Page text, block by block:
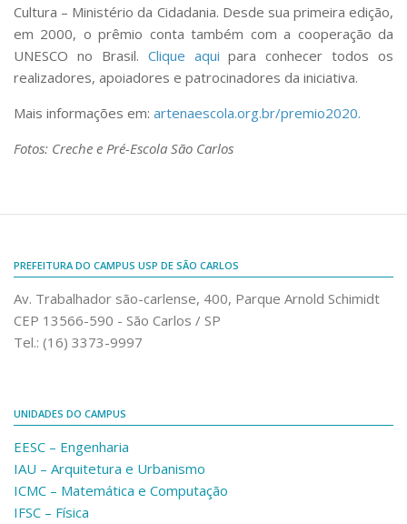
Cultura – Ministério da Cidadania. Desde sua primeira edição,
em 2000, o prêmio conta também com a cooperação da
UNESCO no Brasil. Clique aqui para conhecer todos os
realizadores, apoiadores e patrocinadores da iniciativa.
Mais informações em: artenaescola.org.br/premio2020.
Fotos: Creche e Pré-Escola São Carlos
PREFEITURA DO CAMPUS USP DE SÃO CARLOS
Av. Trabalhador são-carlense, 400, Parque Arnold Schimidt
CEP 13566-590 - São Carlos / SP
Tel.: (16) 3373-9997
UNIDADES DO CAMPUS
EESC – Engenharia
IAU – Arquitetura e Urbanismo
ICMC – Matemática e Computação
IFSC – Física